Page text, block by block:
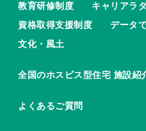
教育研修制度
キャリアラ
資格取得支援制度
データ
文化・風土
全国のホスピス型住宅 施設紹
よくあるご質問